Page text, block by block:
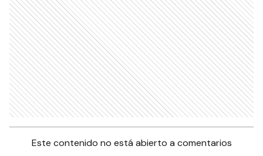
Este contenido no está abierto a comentarios